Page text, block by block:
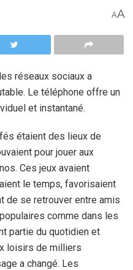
AA
réseaux sociaux a
Le téléphone offre un
et instantané.
étaient des lieux de
pour jouer aux
Ces jeux avaient
le temps, favorisaient
de se retrouver entre amis
comme dans les
partie du quotidien et
loisirs de milliers
a changé. Les